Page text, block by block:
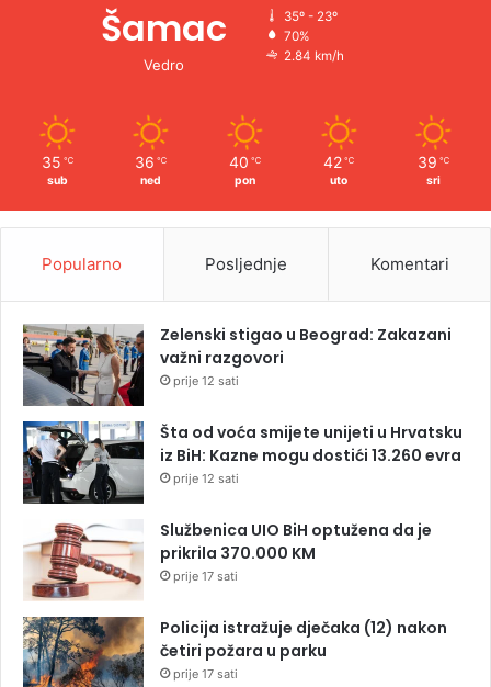
Šamac
Vedro
35º - 23º
70%
2.84 km/h
35 ℃
sub
36 ℃
ned
40 ℃
pon
42 ℃
uto
39 ℃
sri
Popularno Posljednje Komentari
Zelenski stigao u Beograd: Zakazani
važni razgovori
prije 12 sati
Šta od voća smijete unijeti u Hrvatsku
iz BiH: Kazne mogu dostići 13.260 evra
prije 12 sati
Službenica UIO BiH optužena da je
prikrila 370.000 KM
prije 17 sati
Policija istražuje dječaka (12) nakon
četiri požara u parku
prije 17 sati